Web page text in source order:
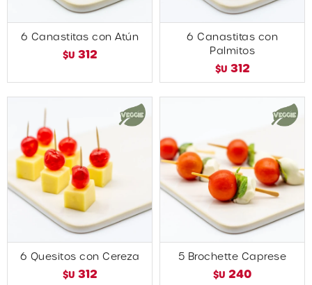
6 Canastitas con Atún
$U 312
6 Canastitas con
Palmitos
$U 312
6 Quesitos con Cereza
$U 312
5 Brochette Caprese
$U 240